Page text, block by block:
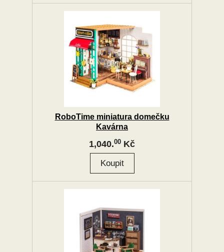
RoboTime miniatura domečku
Kavárna
1,040.00 Kč